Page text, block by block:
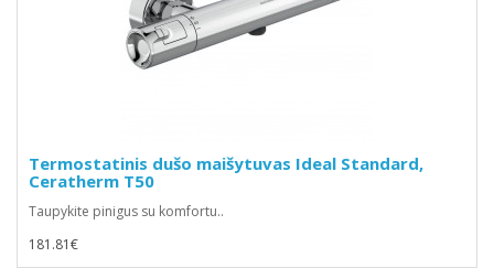
Termostatinis dušo maišytuvas Ideal Standard,
Ceratherm T50
Taupykite pinigus su komfortu..
181.81€